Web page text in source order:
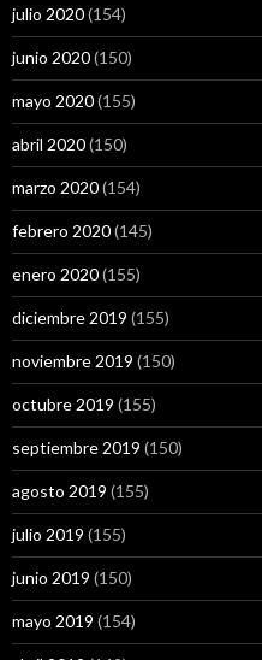
julio 2020(154)
junio 2020(150)
mayo 2020(155)
abril 2020(150)
marzo 2020(154)
febrero 2020(145)
enero 2020(155)
diciembre 2019 (155)
noviembre 2019 (150)
octubre 2019 (155)
septiembre 2019 (150)
agosto 2019 (155)
julio 2019 (155)
junio 2019 (150)
mayo 2019 (154)